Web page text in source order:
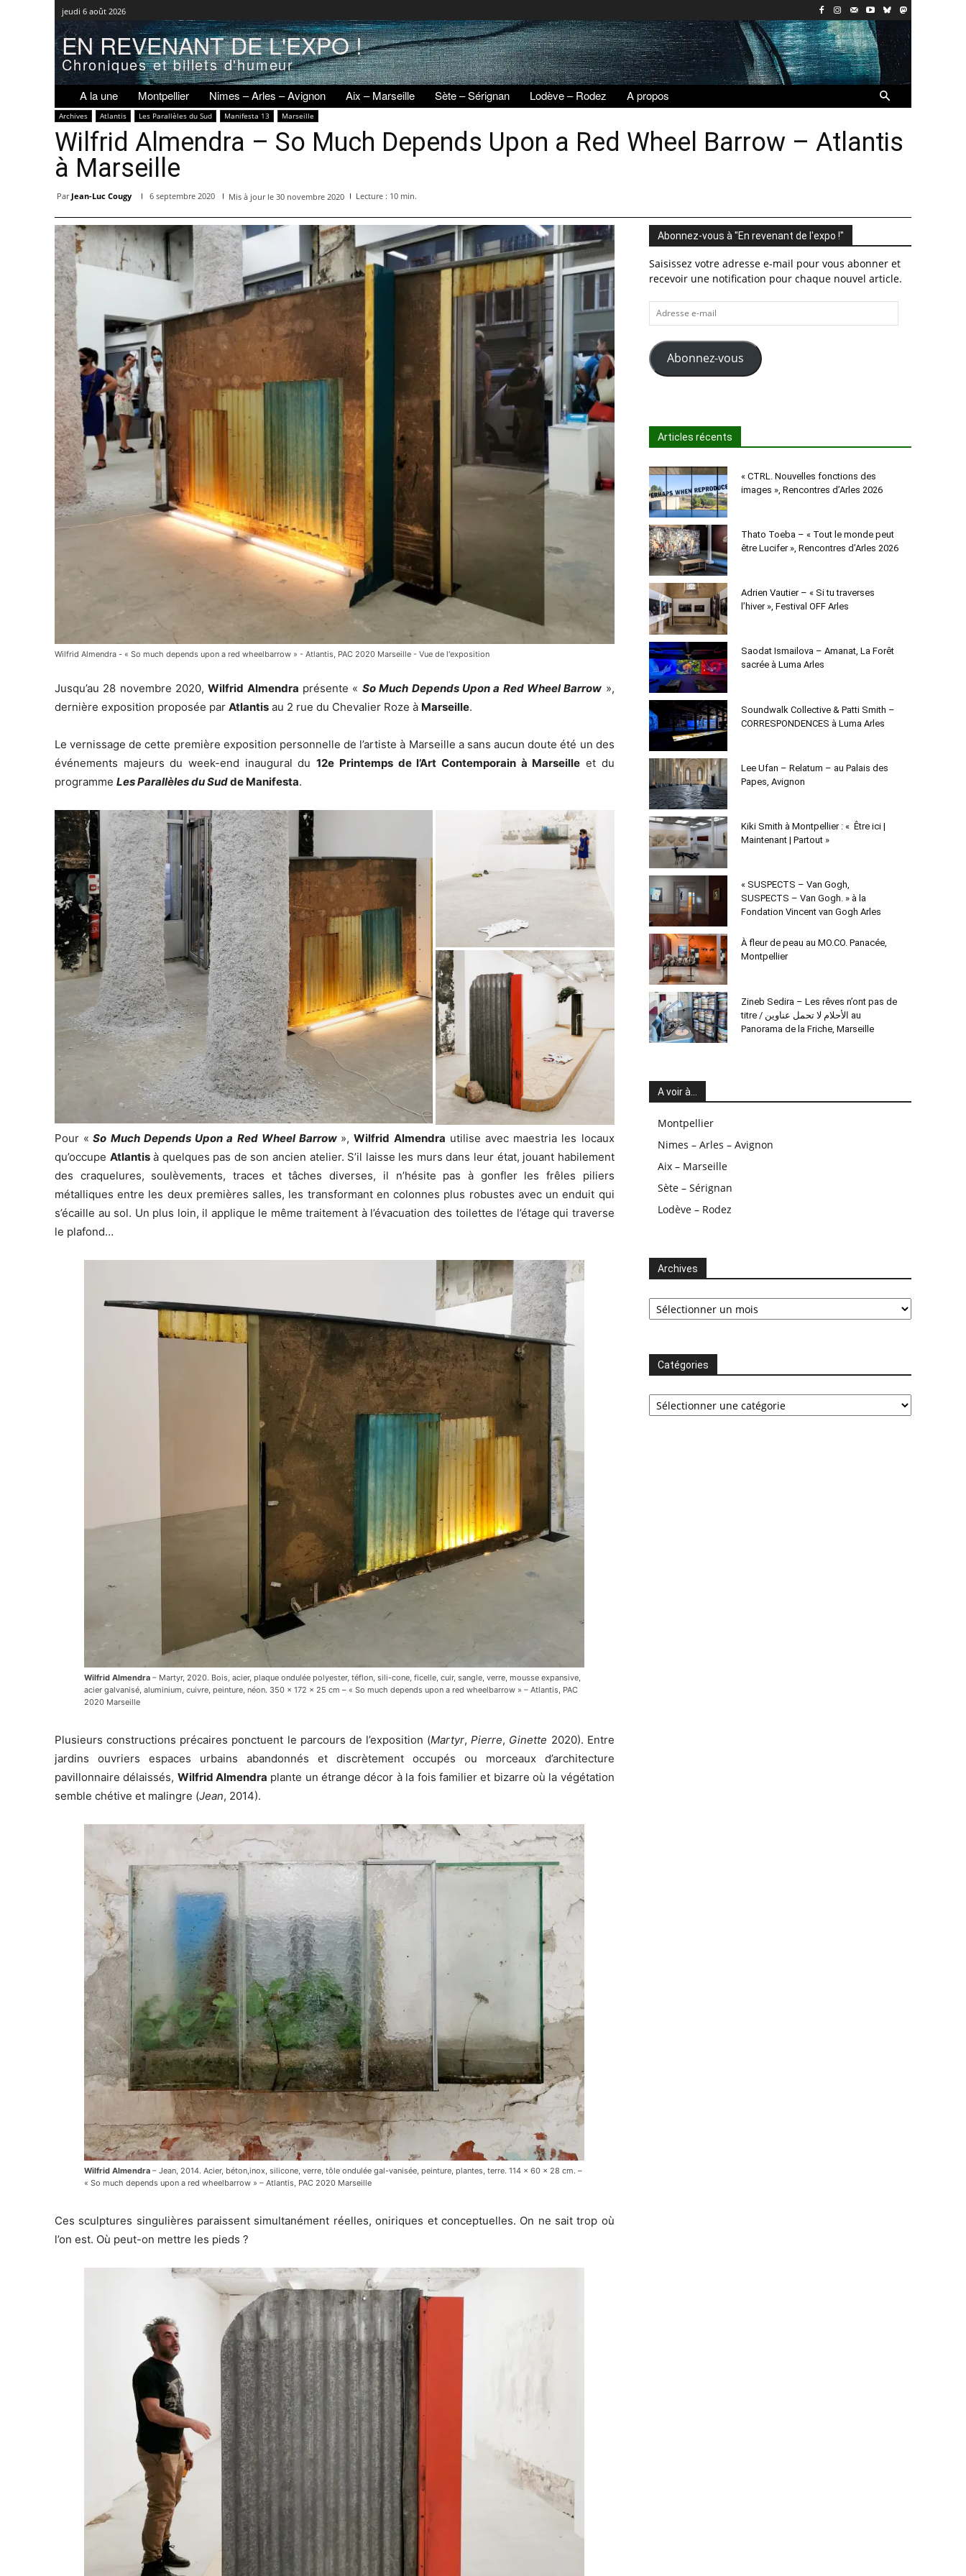
jeudi 6 août 2026
EN REVENANT DE L'EXPO !
Chroniques et billets d'humeur
A la une Montpellier Nimes – Arles – Avignon Aix – Marseille Sète – Sérignan Lodève – Rodez A propos
Archives Atlantis Les Parallèles du Sud Manifesta 13 Marseille
Wilfrid Almendra – So Much Depends Upon a Red Wheel Barrow – Atlantis
à Marseille
Par Jean-Luc Cougy 6 septembre 2020 Mis à jour le 30 novembre 2020 Lecture : 10 min.
Wilfrid Almendra - « So much depends upon a red wheelbarrow » - Atlantis, PAC 2020 Marseille - Vue de l'exposition
Jusqu’au 28 novembre 2020,Wilfrid Almendra présente « So Much Depends Upon a Red Wheel Barrow »,
dernière exposition proposée par Atlantis au 2 rue du Chevalier Roze à Marseille.
Le vernissage de cette première exposition personnelle de l’artiste à Marseille a sans aucun doute été un des
événements majeurs du week-end inaugural du12e Printemps de l’Art Contemporain à Marseille et du
programme Les Parallèles du Sudde Manifesta.
Pour « So Much Depends Upon a Red Wheel Barrow »,Wilfrid Almendra utilise avec maestria les locaux
qu’occupe Atlantisà quelques pas de son ancien atelier. S’il laisse les murs dans leur état, jouant habilement
des craquelures, soulèvements, traces et tâches diverses, il n’hésite pas à gonfler les frêles piliers
métalliques entre les deux premières salles, les transformant en colonnes plus robustes avec un enduit qui
s’écaille au sol. Un plus loin, il applique le même traitement à l’évacuation des toilettes de l’étage qui traverse
le plafond…
Wilfrid Almendra – Martyr, 2020. Bois, acier, plaque ondulée polyester, téflon, sili-cone, ficelle, cuir, sangle, verre, mousse expansive,
acier galvanisé, aluminium, cuivre, peinture, néon. 350 x 172 x 25 cm – « So much depends upon a red wheelbarrow » – Atlantis, PAC
2020 Marseille
Plusieurs constructions précaires ponctuent le parcours de l’exposition (Martyr,Pierre, Ginette 2020). Entre
jardins ouvriers espaces urbains abandonnés et discrètement occupés ou morceaux d’architecture
pavillonnaire délaissés, Wilfrid Almendra plante un étrange décor à la fois familier et bizarre où la végétation
semble chétive et malingre (Jean, 2014).
Wilfrid Almendra – Jean, 2014. Acier, béton,inox, silicone, verre, tôle ondulée gal-vanisée, peinture, plantes, terre. 114 x 60 x 28 cm. –
« So much depends upon a red wheelbarrow » – Atlantis, PAC 2020 Marseille
Ces sculptures singulières paraissent simultanément réelles, oniriques et conceptuelles. On ne sait trop où
l’on est. Où peut-on mettre les pieds ?
Abonnez-vous à "En revenant de l'expo !"
Saisissez votre adresse e-mail pour vous abonner et
recevoir une notification pour chaque nouvel article.
Adresse
e-
mail
Abonnez-vous
Articles récents
« CTRL. Nouvelles fonctions des
images », Rencontres d’Arles 2026
Thato Toeba – « Tout le monde peut
être Lucifer », Rencontres d’Arles 2026
Adrien Vautier – « Si tu traverses
l’hiver », Festival OFF Arles
Saodat Ismailova – Amanat, La Forêt
sacrée à Luma Arles
Soundwalk Collective & Patti Smith –
CORRESPONDENCES à Luma Arles
Lee Ufan – Relatum – au Palais des
Papes, Avignon
Kiki Smith à Montpellier : « Être ici |
Maintenant | Partout »
« SUSPECTS – Van Gogh,
SUSPECTS – Van Gogh. » à la
Fondation Vincent van Gogh Arles
À fleur de peau au MO.CO. Panacée,
Montpellier
Zineb Sedira – Les rêves n’ont pas de
titre / الأحلام لا تحمل عناوين au
Panorama de la Friche, Marseille
A voir à…
Montpellier
Nimes – Arles – Avignon
Aix – Marseille
Sète – Sérignan
Lodève – Rodez
Archives
Archives
Catégories
Catégories